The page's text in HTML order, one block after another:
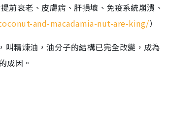
前衰老、皮膚病、肝損壞、免疫系統崩潰、
and-macadamia-nut-are-king/）
精煉油，油分子的結構已完全改變，成為
成因。